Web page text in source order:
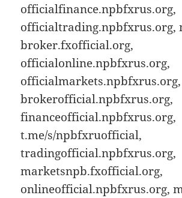
officialfinance.npbfxrus.org,
officialtrading.npbfxrus.org,
broker.fxofficial.org,
officialonline.npbfxrus.org,
officialmarkets.npbfxrus.org,
brokerofficial.npbfxrus.org,
financeofficial.npbfxrus.org,
t.me/s/npbfxruofficial,
tradingofficial.npbfxrus.org,
marketsnpb.fxofficial.org,
onlineofficial.npbfxrus.org,